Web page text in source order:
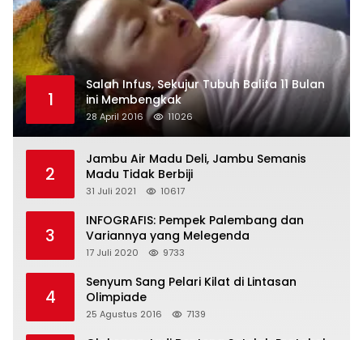
1
Salah Infus, Sekujur Tubuh Balita 11 Bulan
ini Membengkak
28 April 2016 11026
2
Jambu Air Madu Deli, Jambu Semanis
Madu Tidak Berbiji
31 Juli 2021 10617
3
INFOGRAFIS: Pempek Palembang dan
Variannya yang Melegenda
17 Juli 2020 9733
4
Senyum Sang Pelari Kilat di Lintasan
Olimpiade
25 Agustus 2016 7139